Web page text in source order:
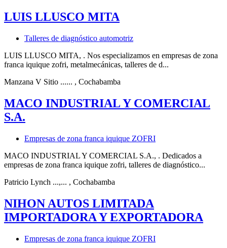
LUIS LLUSCO MITA
Talleres de diagnóstico automotriz
LUIS LLUSCO MITA, . Nos especializamos en empresas de zona
franca iquique zofri, metalmecánicas, talleres de d...
Manzana V Sitio ...... , Cochabamba
MACO INDUSTRIAL Y COMERCIAL
S.A.
Empresas de zona franca iquique ZOFRI
MACO INDUSTRIAL Y COMERCIAL S.A., . Dedicados a
empresas de zona franca iquique zofri, talleres de diagnóstico...
Patricio Lynch ...,... , Cochabamba
NIHON AUTOS LIMITADA
IMPORTADORA Y EXPORTADORA
Empresas de zona franca iquique ZOFRI